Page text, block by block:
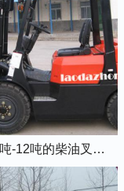
塔河县3吨-12吨的柴油叉车出租